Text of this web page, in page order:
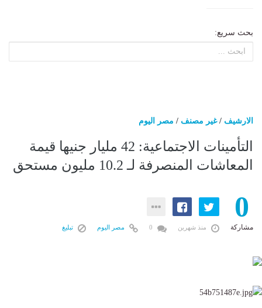
بحث سريع:
الارشيف /غير مصنف / مصر اليوم
التأمينات الاجتماعية: 42 مليار جنيها قيمة
المعاشات المنصرفة لـ 10.2 مليون مستحق
0
مشاركة منذ شهرين مصر اليوم تبليغ